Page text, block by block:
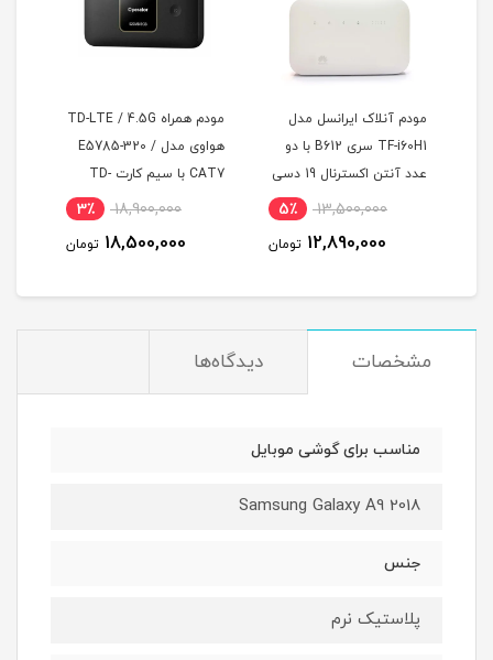
مودم آنلاک ایرانسل مدل
TF-i60H1 سری B612 با دو
عدد آنتن اکسترنال 19 دسی
13,500,000 5٪
12,890,000 تومان
مودم همراه TD-LTE / 4.5G
هواوی مدل E5785-320 /
CAT7 با سیم کارت TD-
LTE و اینترنت 50 گیگ یک18,900,000 3٪
18,500,000 تومان
مشخصات دیدگاه‌ها
مناسب برای گوشی موبایل
Samsung Galaxy A9 2018
جنس
پلاستیک نرم